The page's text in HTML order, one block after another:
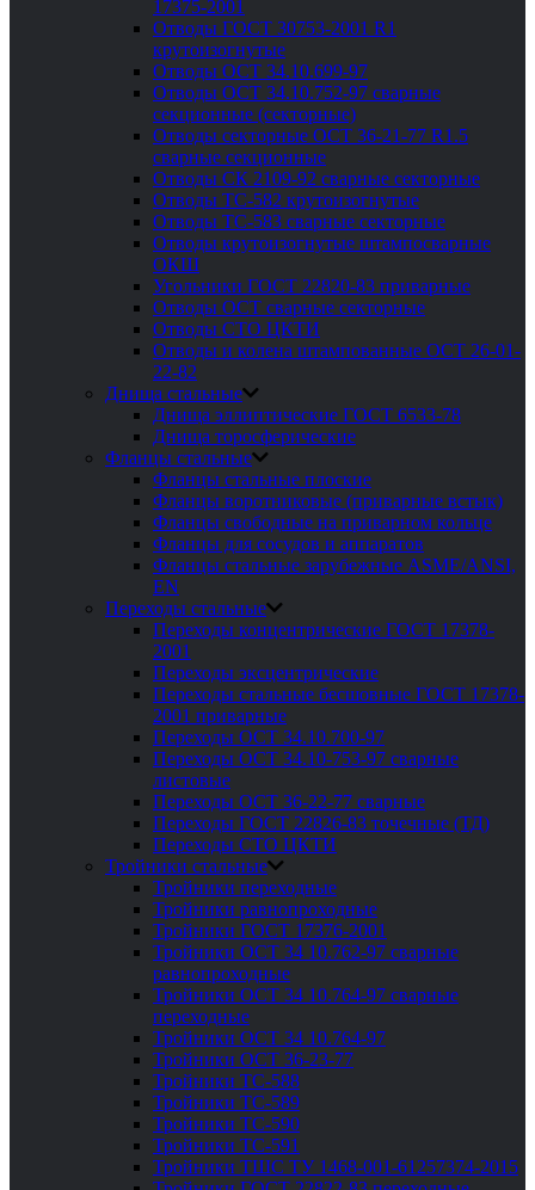
17375-2001
Отводы ГОСТ 30753-2001 R1
крутоизогнутые
Отводы ОСТ 34.10.699-97
Отводы ОСТ 34.10.752-97 сварные
секционные (секторные)
Отводы секторные ОСТ 36-21-77 R1.5
сварные секционные
Отводы СК 2109-92 сварные секторные
Отводы ТС-582 крутоизогнутые
Отводы ТС-583 сварные секторные
Отводы крутоизогнутые штампосварные
ОКШ
Угольники ГОСТ 22820-83 приварные
Отводы ОСТ сварные секторные
Отводы СТО ЦКТИ
Отводы и колена штампованные ОСТ 26-01-
22-82
Днища стальные
Днища эллиптические ГОСТ 6533-78
Днища торосферические
Фланцы стальные
Фланцы стальные плоские
Фланцы воротниковые (приварные встык)
Фланцы свободные на приварном кольце
Фланцы для сосудов и аппаратов
Фланцы стальные зарубежные ASME/ANSI,
EN
Переходы стальные
Переходы концентрические ГОСТ 17378-
2001
Переходы эксцентрические
Переходы стальные бесшовные ГОСТ 17378-
2001 приварные
Переходы ОСТ 34.10.700-97
Переходы ОСТ 34.10-753-97 сварные
листовые
Переходы ОСТ 36-22-77 сварные
Переходы ГОСТ 22826-83 точечные (ТД)
Переходы СТО ЦКТИ
Тройники стальные
Тройники переходные
Тройники равнопроходные
Тройники ГОСТ 17376-2001
Тройники ОСТ 34 10.762-97 сварные
равнопроходные
Тройники ОСТ 34 10.764-97 сварные
переходные
Тройники ОСТ 34 10.764-97
Тройники ОСТ 36-23-77
Тройники ТС-588
Тройники ТС-589
Тройники ТС-590
Тройники ТС-591
Тройники ТШС ТУ 1468-001-61257374-2015